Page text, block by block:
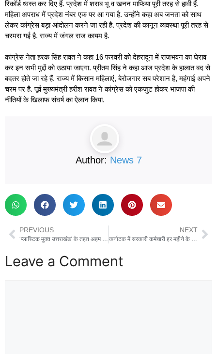
रिकॉर्ड ध्वस्त कर दिए हैं. प्रदेश में शराब भू व खनन माफिया पूरी तरह से हावी हैं.
महिला अपराध में प्रदेश नंबर एक पर आ गया है. उन्होंने कहा अब जनता को साथ
लेकर कांग्रेस बड़ा आंदोलन करने जा रही है. प्रदेश की कानून व्यवस्था पूरी तरह से
चरमरा गई है. राज्य में जंगल राज कायम है.
कांग्रेस नेता हरक सिंह रावत ने कहा 16 फरवरी को देहरादून में राजभवन का घेराव
कर इन सभी मुद्दों को उठाया जाएगा. प्रीतम सिंह ने कहा आज प्रदेश के हालात बद से
बदतर होते जा रहे हैं. राज्य में किसान महिलाएं, बेरोजगार सब परेशान है, महंगाई अपने
चरम पर है. पूर्व मुख्यमंत्री हरीश रावत ने कांग्रेस को एकजुट होकर भाजपा की
नीतियों के खिलाफ संघर्ष का ऐलान किया.
Author: News 7
PREVIOUS NEXT
Leave a Comment